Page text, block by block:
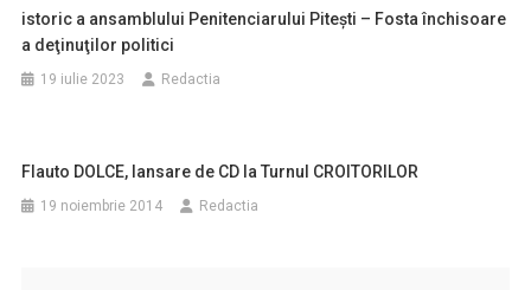
istoric a ansamblului Penitenciarului Piteşti – Fosta închisoare
a deţinuţilor politici
19 iulie 2023 Redactia
Flauto DOLCE, lansare de CD la Turnul CROITORILOR
19 noiembrie 2014 Redactia